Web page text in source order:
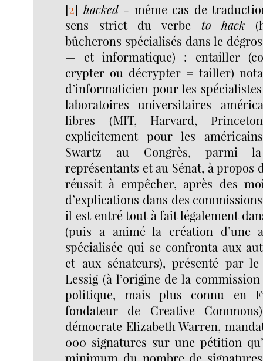
[2] hacked- même cas de
sens strict du verbe to hack
bûcherons spécialisés dans le
— et informatique) : entailler
crypter ou décrypter = tailler)
d’informaticien pour les
laboratoires universitaires
libres (MIT, Harvard,
explicitement pour les
Swartz au Congrès, parmi
représentants et au Sénat, à propos
réussit à empêcher, après des
d’explications dans des
il est entré tout à fait légalement
(puis a animé la création d’une
spécialisée qui se confronta aux
et aux sénateurs), présenté par
Lessig (à l’origine de la
politique, mais plus connu en
fondateur de Creative
démocrate Elizabeth Warren,
000 signatures sur une pétition
minimum du nombre de